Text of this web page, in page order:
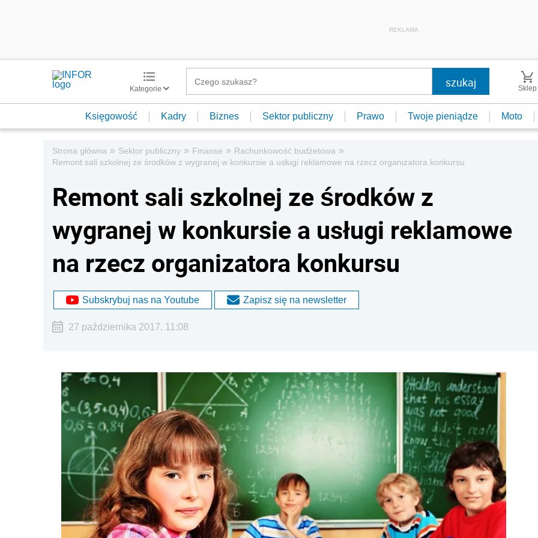
REKLAMA
Kategorie Sklep
Księgowość Kadry Biznes Sektor publiczny Prawo Twoje pieniądze Moto
Strona główna » Sektor publiczny » Finanse » Rachunkowość budżetowa »
Remont sali szkolnej ze środków z wygranej w konkursie a usługi reklamowe na rzecz organizatora konkursu
Remont sali szkolnej ze środków z
wygranej w konkursie a usługi reklamowe
na rzecz organizatora konkursu
Subskrybuj nas na Youtube Zapisz się na newsletter
27 października 2017, 11:08